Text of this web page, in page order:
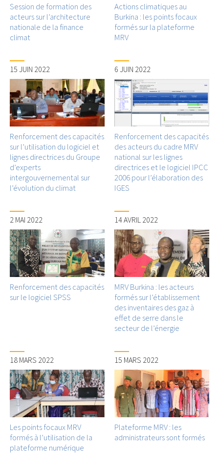
Session de formation des
acteurs sur l’architecture
nationale de la finance
climat
Actions climatiques au
Burkina : les points focaux
formés sur la plateforme
MRV
15 JUIN 2022
Renforcement des capacités
sur l’utilisation du logiciel et
lignes directrices du Groupe
d’experts
intergouvernemental sur
l’évolution du climat
6 JUIN 2022
Renforcement des capacités
des acteurs du cadre MRV
national sur les lignes
directrices et le logiciel IPCC
2006 pour l’élaboration des
IGES
2 MAI 2022
Renforcement des capacités
sur le logiciel SPSS
14 AVRIL 2022
MRV Burkina : les acteurs
formés sur l’établissement
des inventaires des gaz à
effet de serre dans le
secteur de l’énergie
18 MARS 2022
Les points focaux MRV
formés à l’utilisation de la
plateforme numérique
15 MARS 2022
Plateforme MRV : les
administrateurs sont formés